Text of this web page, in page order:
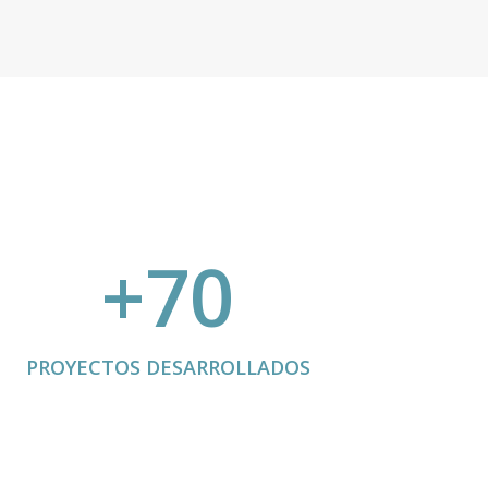
+70
PROYECTOS DESARROLLADOS